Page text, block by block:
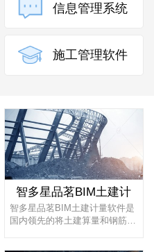
信息管理系统
施工管理软件
智多星品茗BIM土建计
智多星品茗BIM土建计量软件是
国内领先的将土建算量和钢筋算